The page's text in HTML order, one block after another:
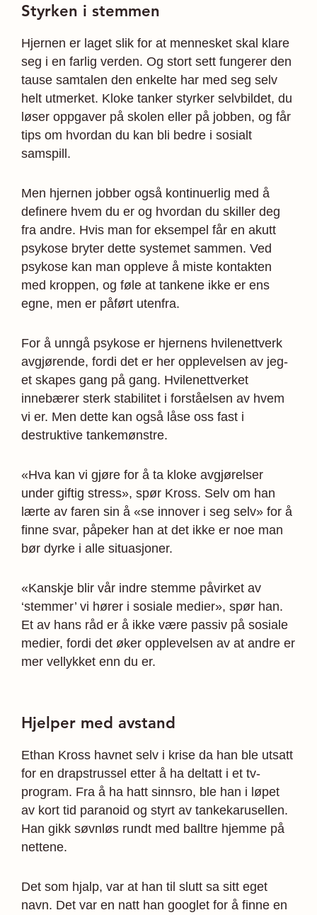
Styrken i stemmen
Hjernen er laget slik for at mennesket skal klare
seg i en farlig verden. Og stort sett fungerer den
tause samtalen den enkelte har med seg selv
helt utmerket. Kloke tanker styrker selvbildet, du
løser oppgaver på skolen eller på jobben, og får
tips om hvordan du kan bli bedre i sosialt
samspill.
Men hjernen jobber også kontinuerlig med å
definere hvem du er og hvordan du skiller deg
fra andre. Hvis man for eksempel får en akutt
psykose bryter dette systemet sammen. Ved
psykose kan man oppleve å miste kontakten
med kroppen, og føle at tankene ikke er ens
egne, men er påført utenfra.
For å unngå psykose er hjernens hvilenettverk
avgjørende, fordi det er her opplevelsen av jeg-
et skapes gang på gang. Hvilenettverket
innebærer sterk stabilitet i forståelsen av hvem
vi er. Men dette kan også låse oss fast i
destruktive tankemønstre.
«Hva kan vi gjøre for å ta kloke avgjørelser
under giftig stress», spør Kross. Selv om han
lærte av faren sin å «se innover i seg selv» for å
finne svar, påpeker han at det ikke er noe man
bør dyrke i alle situasjoner.
«Kanskje blir vår indre stemme påvirket av
‘stemmer’ vi hører i sosiale medier», spør han.
Et av hans råd er å ikke være passiv på sosiale
medier, fordi det øker opplevelsen av at andre er
mer vellykket enn du er.
Hjelper med avstand
Ethan Kross havnet selv i krise da han ble utsatt
for en drapstrussel etter å ha deltatt i et tv-
program. Fra å ha hatt sinnsro, ble han i løpet
av kort tid paranoid og styrt av tankekarusellen.
Han gikk søvnløs rundt med balltre hjemme på
nettene.
Det som hjalp, var at han til slutt sa sitt eget
navn. Det var en natt han googlet for å finne en